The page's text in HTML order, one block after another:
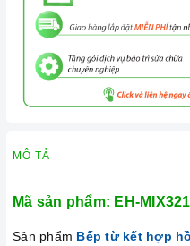
MÔ TẢ
Mã sản phẩm: EH-MIX321
Sản phẩm Bếp từ kết hợp